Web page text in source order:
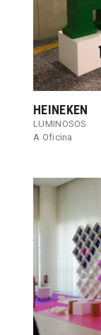
HEINEKEN
LUMINOSOS
A Oficina